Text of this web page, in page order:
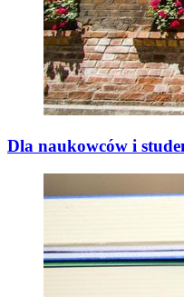
Dla naukowców i